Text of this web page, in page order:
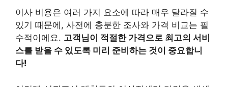
이사 비용은 여러 가지 요소에 따라 매우 달라질 수
있기 때문에, 사전에 충분한 조사와 가격 비교는 필
수적이에요. 고객님이 적절한 가격으로 최고의 서비
스를 받을 수 있도록 미리 준비하는 것이 중요합니
다!